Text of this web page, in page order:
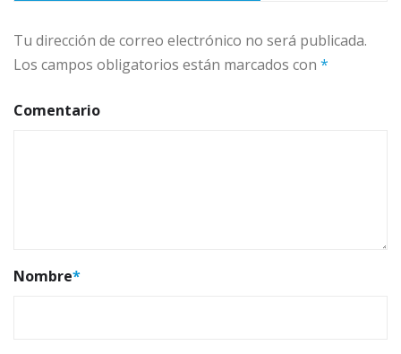
Tu dirección de correo electrónico no será publicada.
Los campos obligatorios están marcados con *
Comentario
Nombre*